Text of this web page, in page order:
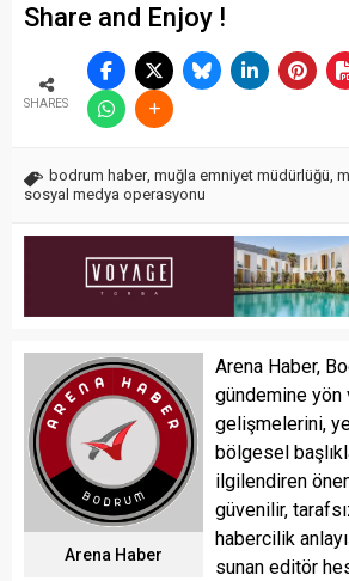
Share and Enjoy !
SHARES
bodrum haber, muğla emniyet müdürlüğü,
sosyal medya operasyonu
Arena Haber
Arena Haber,
gündemine yön
gelişmelerini,
bölgesel
ilgilendiren
güvenilir,
habercilik
sunan editör